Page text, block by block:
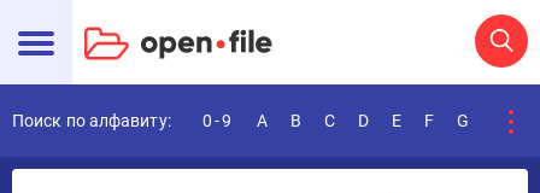
Поиск по алфавиту: 0-9 A B C D E F G